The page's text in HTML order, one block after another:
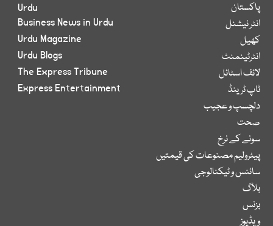
پاکستان
انٹر نیشنل
کھیل
انٹرٹینمنٹ
لائف اسٹائل
ٹاپ ٹرینڈ
دلچسپ و عجیب
صحت
سونے کے نرخ
پیٹرولیم مصنوعات کی قیمتیں
سائنس و ٹیکنالوجی
بلاگ
بزنس
ویڈیوز
Urdu
Business News in Urdu
Urdu Magazine
Urdu Blogs
The Express Tribune
Express Entertainment